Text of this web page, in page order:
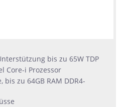
bis zu 65W TDP
Core-i Prozessor
bis zu 64GB RAM DDR4-